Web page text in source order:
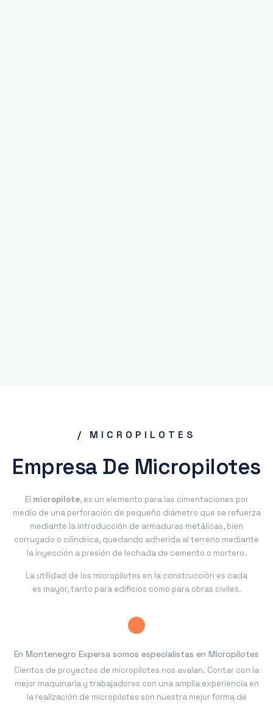
/ MICROPILOTES
Empresa De Micropilotes
El micropilote, es un elemento para las cimentaciones por
medio de una perforación de pequeño diámetro que se refuerza
mediante la introducción de armaduras metálicas, bien
corrugado o cilíndrica, quedando adherida al terreno mediante
la inyección a presión de lechada de cemento o mortero.
La utilidad de los micropilotes en la construcción es cada
es mayor, tanto para edificios como para obras civiles.
En Montenegro Expersa somos especialistas en Micropilotes
Cientos de proyectos de micropilotes nos avalan. Contar con la
mejor maquinaria y trabajadores con una amplía experiencia en
la realización de micropilotes son nuestra mejor forma de